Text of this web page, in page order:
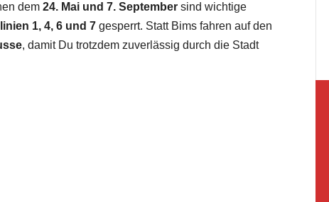
dem 24. Mai und 7. Septembersind wichtige
1, 4, 6 und 7gesperrt. Statt Bims fahren auf den
, damit Du trotzdem zuverlässig durch die Stadt